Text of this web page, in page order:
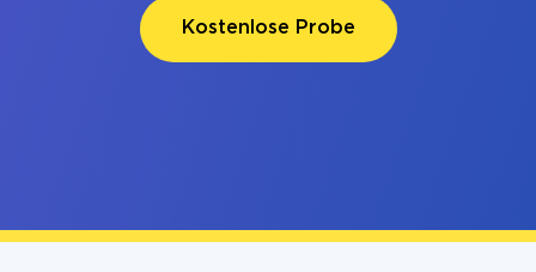
Kostenlose Probe